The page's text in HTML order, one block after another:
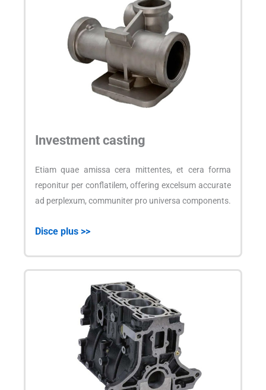
Investment casting
Etiam quae amissa cera mittentes, et cera forma
reponitur per conflatilem, offering excelsum accurate
ad perplexum, communiter pro universa components.
Disce plus >>